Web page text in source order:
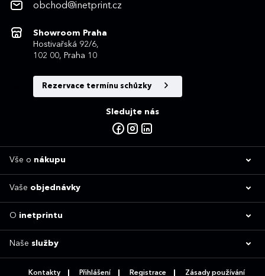
obchod@inetprint.cz
Showroom Praha
Hostivařská 92/6,
102 00, Praha 10
Rezervace termínu schůzky
Sledujte nás
Vše o nákupu
Vaše objednávky
O inetprintu
Naše služby
Kontakty Přihlášení Registrace Zásady používání